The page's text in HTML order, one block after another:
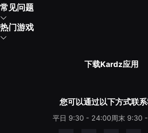
常见问题
热门游戏
下载Kardz应用
您可以通过以下方式联
平日 9:30 - 24:00周末 9:30